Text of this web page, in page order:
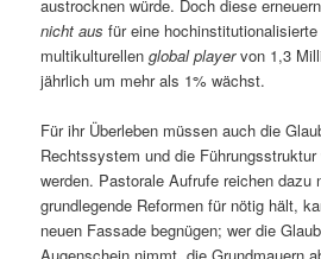
austrocknen würde. Doch diese
nicht aus für eine
multikulturellenglobal playervon 1,3
jährlich um mehr als 1% wächst.
Für ihr Überleben müssen auch die
Rechtssystem und die
werden. Pastorale Aufrufe reichen dazu
grundlegende Reformen für nötig hält,
neuen Fassade begnügen; wer die